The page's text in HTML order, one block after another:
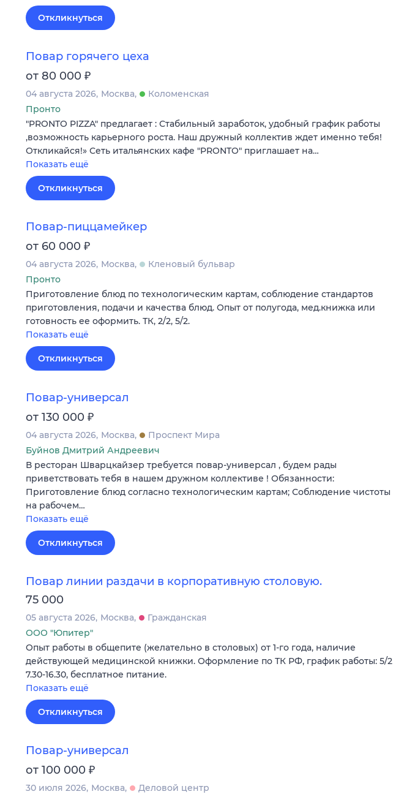
Откликнуться
Повар горячего цеха
от 80 000 ₽
04 августа 2026 Москва
Коломенская
Пронто
"PRONTO PIZZA" предлагает : Стабильный заработок, удобный график работы
,возможность карьерного роста. Наш дружный коллектив ждет именно тебя!
Откликайся!» Сеть итальянских кафе "PRONTO" приглашает на…
Показать ещё
Откликнуться
Повар-пиццамейкер
от 60 000 ₽
04 августа 2026 Москва
Кленовый бульвар
Пронто
Приготовление блюд по технологическим картам, соблюдение стандартов
приготовления, подачи и качества блюд. Опыт от полугода, мед.книжка или
готовность ее оформить. ТК, 2/2, 5/2.
Показать ещё
Откликнуться
Повар-универсал
от 130 000 ₽
04 августа 2026 Москва
Проспект Мира
Буйнов Дмитрий Андреевич
В ресторан Шварцкайзер требуется повар-универсал , будем рады
приветствовать тебя в нашем дружном коллективе ! Обязанности:
Приготовление блюд согласно технологическим картам; Соблюдение чистоты
на рабочем…
Показать ещё
Откликнуться
Повар линии раздачи в корпоративную столовую.
75 000
05 августа 2026 Москва
Гражданская
ООО "Юпитер"
Опыт работы в общепите (желательно в столовых) от 1-го года, наличие
действующей медицинской книжки. Оформление по ТК РФ, график работы: 5/2
7.30-16.30, бесплатное питание.
Показать ещё
Откликнуться
Повар-универсал
от 100 000 ₽
30 июля 2026 Москва
Деловой центр